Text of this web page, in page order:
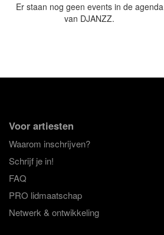
Er staan nog geen events in de agenda
van DJANZZ.
Voor artiesten
Waarom inschrijven?
Schrijf je in!
FAQ
PRO lidmaatschap
Netwerk & ontwikkeling